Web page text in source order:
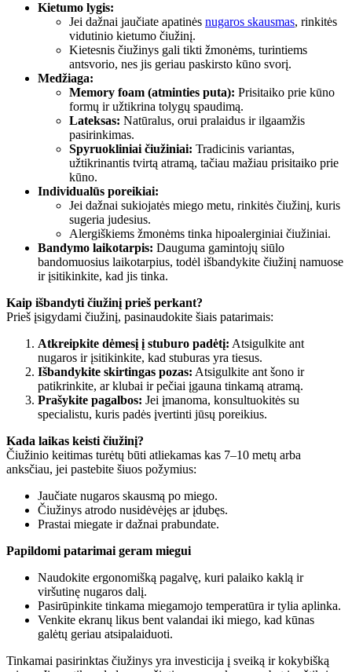
Kietumo lygis:
Jei dažnai jaučiate apatinės nugaros skausmas, rinkitės
vidutinio kietumo čiužinį.
Kietesnis čiužinys gali tikti žmonėms, turintiems
antsvorio, nes jis geriau paskirsto kūno svorį.
Medžiaga:
Memory foam (atminties puta): Prisitaiko prie kūno
formų ir užtikrina tolygų spaudimą.
Lateksas: Natūralus, orui pralaidus ir ilgaamžis
pasirinkimas.
Spyruokliniai čiužiniai: Tradicinis variantas,
užtikrinantis tvirtą atramą, tačiau mažiau prisitaiko prie
kūno.
Individualūs poreikiai:
Jei dažnai sukiojatės miego metu, rinkitės čiužinį, kuris
sugeria judesius.
Alergiškiems žmonėms tinka hipoalerginiai čiužiniai.
Bandymo laikotarpis: Dauguma gamintojų siūlo
bandomuosius laikotarpius, todėl išbandykite čiužinį namuose
ir įsitikinkite, kad jis tinka.
Kaip išbandyti čiužinį prieš perkant?
Prieš įsigydami čiužinį, pasinaudokite šiais patarimais:
Atkreipkite dėmesį į stuburo padėtį: Atsigulkite ant
nugaros ir įsitikinkite, kad stuburas yra tiesus.
Išbandykite skirtingas pozas: Atsigulkite ant šono ir
patikrinkite, ar klubai ir pečiai įgauna tinkamą atramą.
Prašykite pagalbos: Jei įmanoma, konsultuokitės su
specialistu, kuris padės įvertinti jūsų poreikius.
Kada laikas keisti čiužinį?
Čiužinio keitimas turėtų būti atliekamas kas 7–10 metų arba
anksčiau, jei pastebite šiuos požymius:
Jaučiate nugaros skausmą po miego.
Čiužinys atrodo nusidėvėjęs ar įdubęs.
Prastai miegate ir dažnai prabundate.
Papildomi patarimai geram miegui
Naudokite ergonomišką pagalvę, kuri palaiko kaklą ir
viršutinę nugaros dalį.
Pasirūpinkite tinkama miegamojo temperatūra ir tylia aplinka.
Venkite ekranų likus bent valandai iki miego, kad kūnas
galėtų geriau atsipalaiduoti.
Tinkamai pasirinktas čiužinys yra investicija į sveiką ir kokybišką